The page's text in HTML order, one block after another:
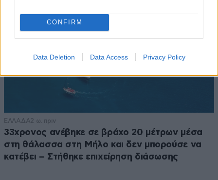
CONFIRM
Data Deletion Data Access Privacy Policy
ΕΛΛΑΔΑ2 ω. πριν
33χρονος ανέβηκε σε βράχο 20 μέτρων μέσα
στη θάλασσα στη Μήλο και δεν μπορούσε να
κατέβει – Στήθηκε επιχείρηση διάσωσης